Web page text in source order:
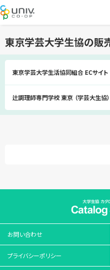
東京学芸大学生協の販
東京学芸大学生活協同組合 ECサイト
辻調理師専門学校 東京 （学芸大生協
お問い合わせ
プライバシーポリシー